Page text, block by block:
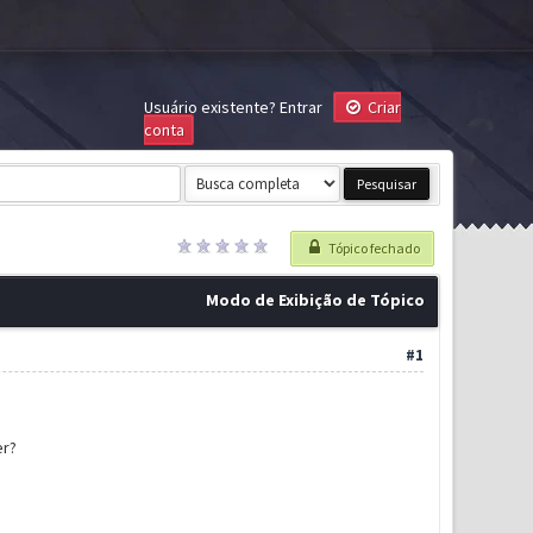
Usuário existente? Entrar
Criar
conta
Tópico fechado
Modo de Exibição de Tópico
#1